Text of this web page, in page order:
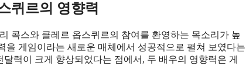
퀴르의 영향력
콕스와 클레르 옵스퀴르의 참여를 환영하는 목소리가 높
게임이라는 새로운 매체에서 성공적으로 펼쳐 보였다는
력이 크게 향상되었다는 점에서, 두 배우의 영향력은 게